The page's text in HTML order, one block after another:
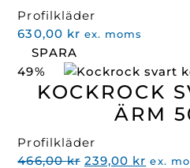
Profilkläder
630,00 kr ex. moms
SPARA
49%
KOCKROCK
ÄRM
Profilkläder
466,00kr Det
239,00 kr Det
ex.